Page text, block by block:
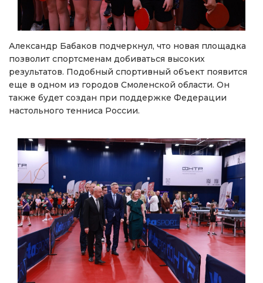
Александр Бабаков подчеркнул, что новая площадка
позволит спортсменам добиваться высоких
результатов. Подобный спортивный объект появится
еще в одном из городов Смоленской области. Он
также будет создан при поддержке Федерации
настольного тенниса России.